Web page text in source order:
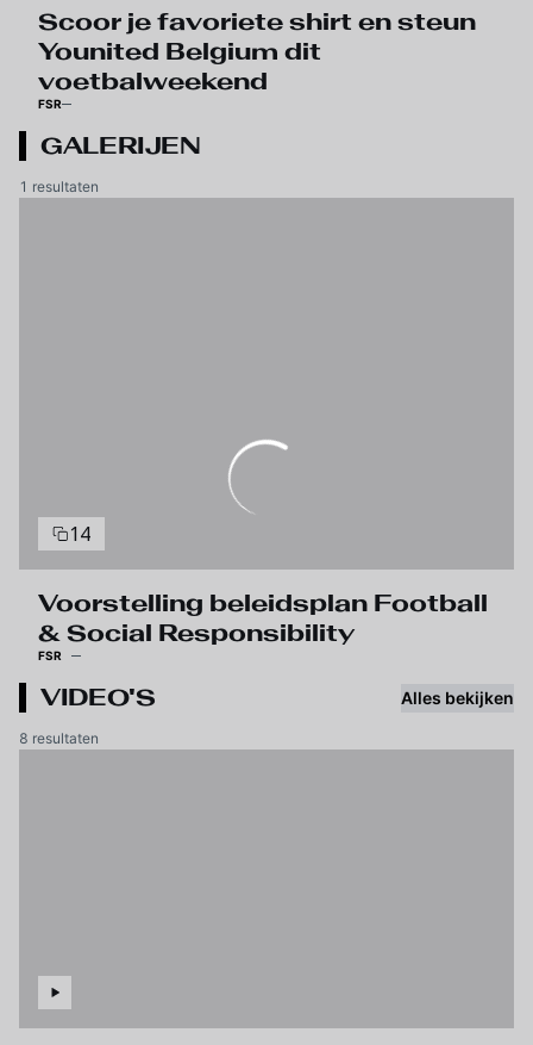
Scoor je favoriete shirt en steun
Younited Belgium dit
voetbalweekend
FSR
GALERIJEN
1 resultaten
14
Voorstelling beleidsplan Football
& Social Responsibility
FSR
VIDEO'S Alles bekijken
8 resultaten